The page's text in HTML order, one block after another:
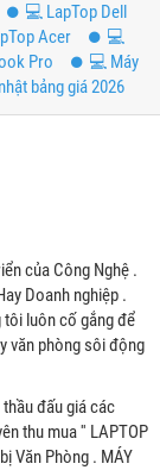
💻 LapTop Dell
Acer
💻
Pro
💻 Máy
bảng giá 2026
của Công Nghệ .
Doanh nghiệp .
tôi luôn cố gắng để
văn phòng sôi động
đấu giá các
thu mua '' LAPTOP
Văn Phòng . MÁY